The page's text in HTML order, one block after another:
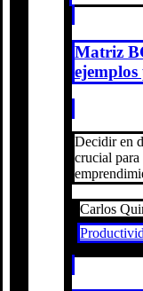
Matriz
ejemplos
Decidir en
crucial
Carlos